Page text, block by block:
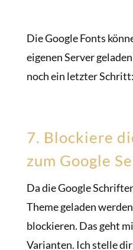
Die Google Fonts
eigenen Server
noch ein letzter Schritt:
7. Blockiere
zum Google
Da die Google
Theme geladen
blockieren. Das geht
Varianten. Ich stelle